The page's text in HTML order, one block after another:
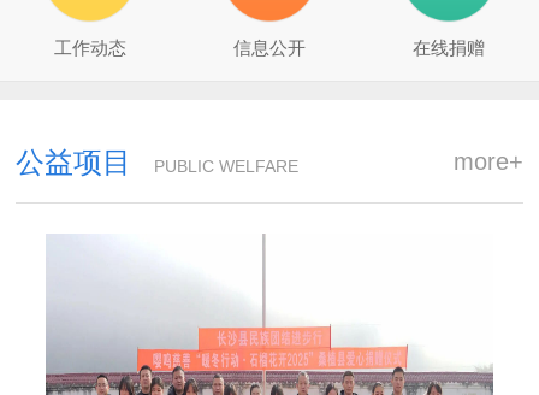
工作动态 信息公开 在线捐赠
公益项目 PUBLIC WELFARE more+